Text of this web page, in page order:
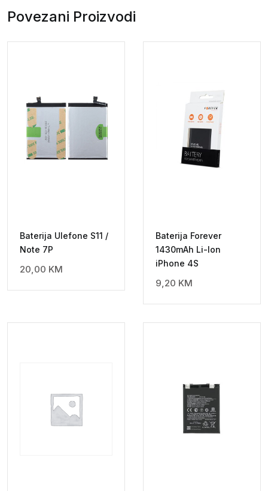
XS
Povezani Proizvodi
Baterija Ulefone S11 /
Note 7P
20,00 KM
Baterija Forever
1430mAh Li-Ion
iPhone 4S
9,20 KM